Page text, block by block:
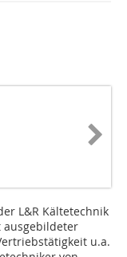
L&R Kältetechnik
ausgebildeter
u.a.